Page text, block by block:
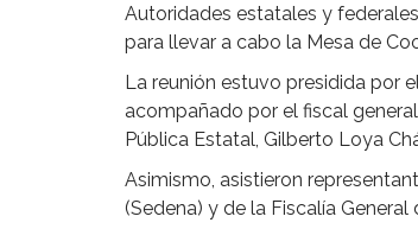
Autoridades estatales y
para llevar a cabo la Mesa de
La reunión estuvo presidida por
acompañado por el fiscal
Pública Estatal, Gilberto Loya
Asimismo, asistieron
(Sedena) y de la Fiscalía General